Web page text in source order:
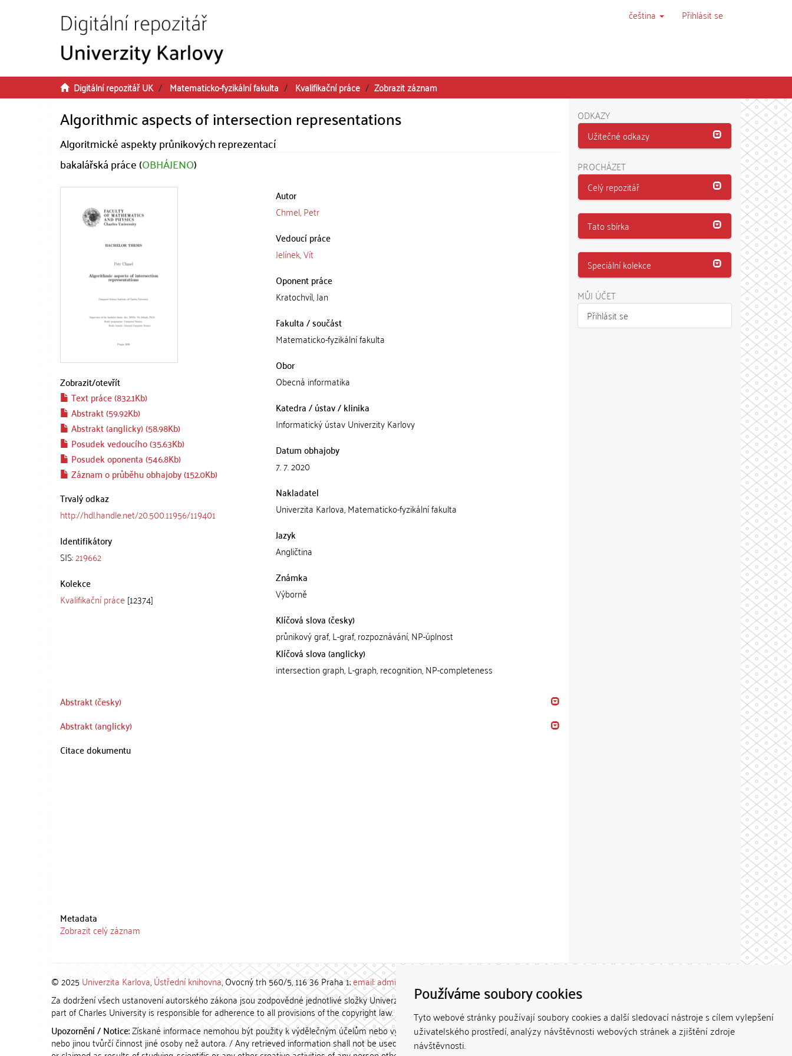
Používáme soubory cookies
Tyto webové stránky používají soubory cookies a další sledovací nástroje s cílem vylepšení
uživatelského prostředí, analýzy návštěvnosti webových stránek a zjištění zdroje
návštěvnosti.
čeština Přihlásit se
Digitální repozitář UK Matematicko-fyzikální fakulta Kvalifikační práce Zobrazit záznam
Algorithmic aspects of intersection representations
Algoritmické aspekty průnikových reprezentací
bakalářská práce (OBHÁJENO)
Zobrazit/otevřít
Text práce (832.1Kb)
Abstrakt (59.92Kb)
Abstrakt (anglicky) (58.98Kb)
Posudek vedoucího (35.63Kb)
Posudek oponenta (546.8Kb)
Záznam o průběhu obhajoby (152.0Kb)
Trvalý odkaz
http://hdl.handle.net/20.500.11956/119401
Identifikátory
SIS:219662
Kolekce
Kvalifikační práce [12374]
Autor
Chmel, Petr
Vedoucí práce
Jelínek, Vít
Oponent práce
Kratochvíl, Jan
Fakulta / součást
Matematicko-fyzikální fakulta
Obor
Obecná informatika
Katedra / ústav / klinika
Informatický ústav Univerzity Karlovy
Datum obhajoby
7. 7. 2020
Nakladatel
Univerzita Karlova, Matematicko-fyzikální fakulta
Jazyk
Angličtina
Známka
Výborně
Klíčová slova (česky)
průnikový graf, L-graf, rozpoznávání, NP-úplnost
Klíčová slova (anglicky)
intersection graph, L-graph, recognition, NP-completeness
Abstrakt (česky)
Abstrakt (anglicky)
Citace dokumentu
Metadata
Zobrazit celý záznam
ODKAZY
Užitečné odkazy
PROCHÁZET
Celý repozitář
Tato sbírka
Speciální kolekce
MŮJ ÚČET
Přihlásit se
© 2025 Univerzita Karlova,Ústřední knihovna, Ovocný trh 560/5, 116 36 Praha 1;email: admin-repozitar [at] cuni.cz
Za dodržení všech ustanovení autorského zákona jsou zodpovědné jednotlivé složky Univerzity Karlovy. / Each constituent
part of Charles University is responsible for adherence to all provisions of the copyright law.
Upozornění / Notice:Získané informace nemohou být použity k výdělečným účelům nebo vydávány za studijní, vědeckou
nebo jinou tvůrčí činnost jiné osoby než autora. / Any retrieved information shall not be used for any commercial purposes